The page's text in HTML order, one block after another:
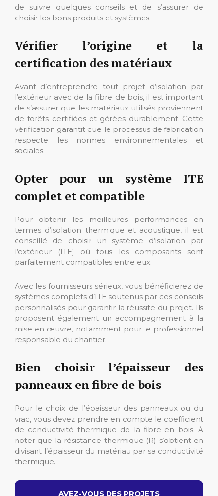
de suivre quelques conseils et de s’assurer de
choisir les bons produits et systèmes.
Vérifier l’origine et la
certification des matériaux
Avant d’entreprendre tout projet d’isolation par
l’extérieur avec de la fibre de bois, il est important
de s’assurer que les matériaux utilisés proviennent
de forêts certifiées et gérées durablement. Cette
vérification garantit que le processus de fabrication
respecte les normes environnementales et
sociales.
Opter pour un système ITE
complet et compatible
Pour obtenir les meilleures performances en
termes d’isolation thermique et acoustique, il est
conseillé de choisir un système d’isolation par
l’extérieur (ITE) où tous les composants sont
parfaitement compatibles entre eux.
Avec les fournisseurs sérieux, vous bénéficierez de
systèmes complets d’ITE soutenus par des conseils
personnalisés pour garantir la réussite du projet. Ils
proposent également un accompagnement à la
mise en œuvre, notamment pour le professionnel
responsable du chantier.
Bien choisir l’épaisseur des
panneaux en fibre de bois
Pour le choix de l’épaisseur des panneaux ou du
vrac, vous devez prendre en compte le coefficient
de conductivité thermique de la fibre en bois. À
noter que la résistance thermique (R) s’obtient en
divisant l’épaisseur du matériau par sa conductivité
thermique.
AVEZ-VOUS DES PROJETS